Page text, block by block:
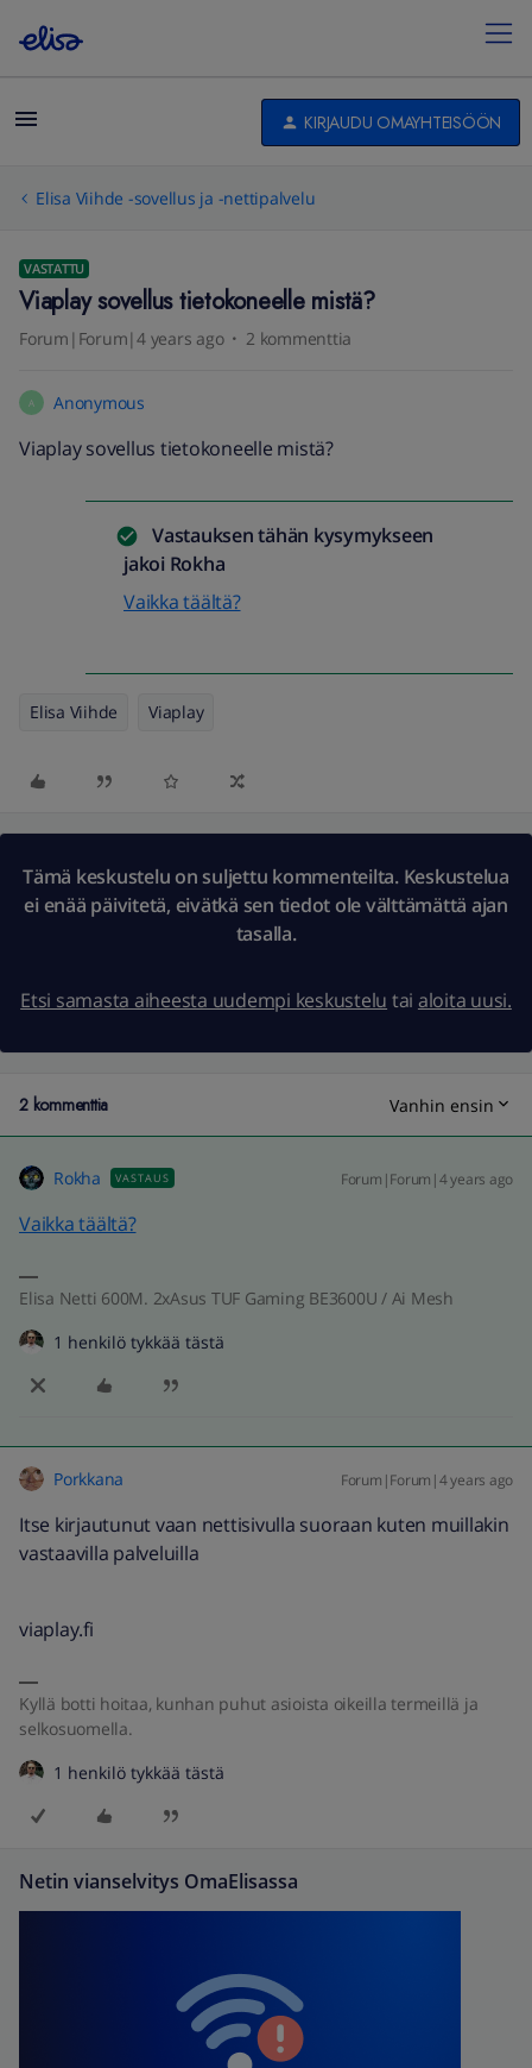
KIRJAUDU OMAYHTEISÖÖN
Elisa Viihde -sovellus ja -nettipalvelu
VASTATTU
Viaplay sovellus tietokoneelle mistä?
Forum|Forum|4 years ago 2 kommenttia
A Anonymous
Viaplay sovellus tietokoneelle mistä?
Vastauksen tähän kysymykseen
jakoi Rokha
Vaikka täältä?
Elisa Viihde Viaplay
Tämä keskustelu on suljettu kommenteilta. Keskustelua
ei enää päivitetä, eivätkä sen tiedot ole välttämättä ajan
tasalla.
Etsi samasta aiheesta uudempi keskustelu tai aloita uusi.
2 kommenttia Vanhin ensin
Rokha VASTAUS Forum|Forum|4 years ago
Vaikka täältä?
Elisa Netti 600M. 2xAsus TUF Gaming BE3600U / Ai Mesh
1 henkilö tykkää tästä
Porkkana Forum|Forum|4 years ago
Itse kirjautunut vaan nettisivulla suoraan kuten muillakin
vastaavilla palveluilla
viaplay.fi
Kyllä botti hoitaa, kunhan puhut asioista oikeilla termeillä ja
selkosuomella.
1 henkilö tykkää tästä
Netin vianselvitys OmaElisassa